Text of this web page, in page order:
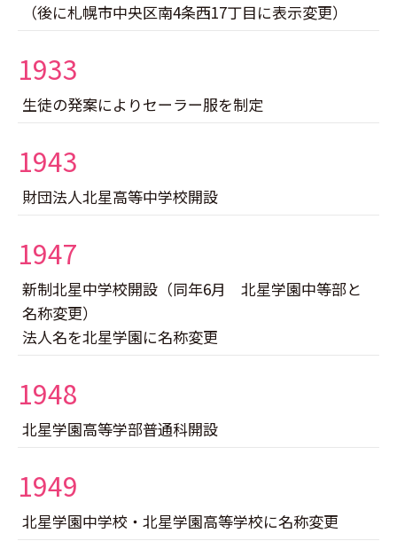
（後に札幌市中央区南4条西17丁目に表示変更）
1933
生徒の発案によりセーラー服を制定
1943
財団法人北星高等中学校開設
1947
新制北星中学校開設（同年6月 北星学園中等部と
名称変更）
法人名を北星学園に名称変更
1948
北星学園高等学部普通科開設
1949
北星学園中学校・北星学園高等学校に名称変更